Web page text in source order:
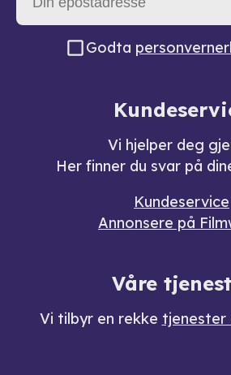
Godta
Vi hjelper deg
Her finner du svar på
Kundeservice
Annonsere på
Våre
Vi tilbyr en rekke tjenester